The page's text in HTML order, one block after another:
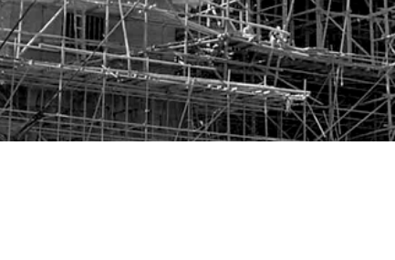
相談をしたい
支払いをしたい
働きたい